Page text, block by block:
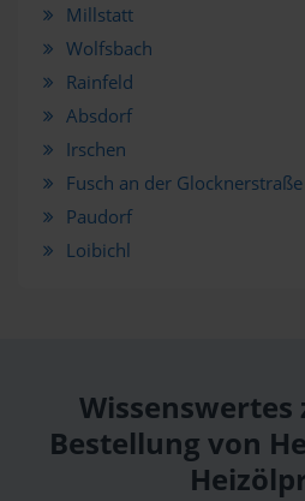
Millstatt
Wolfsbach
Rainfeld
Absdorf
Irschen
Fusch an der Glocknerstraße
Paudorf
Loibichl
Wissenswertes
Bestellung von